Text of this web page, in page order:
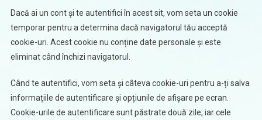
Dacă ai un cont și te autentifici în acest sit, vom seta un cookie
temporar pentru a determina dacă navigatorul tău acceptă
cookie-uri. Acest cookie nu conține date personale și este
eliminat când închizi navigatorul.
Când te autentifici, vom seta și câteva cookie-uri pentru a-ți salva
informațiile de autentificare și opțiunile de afișare pe ecran.
Cookie-urile de autentificare sunt păstrate două zile, iar cele